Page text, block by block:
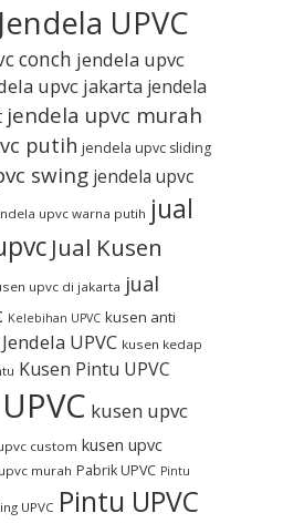
Jendela UPVC
conch jendela upvc
upvc jakarta jendela
jendela upvc murah
putih jendela upvc sliding
swing jendela upvc
upvc warna putih jual
Jual Kusen
upvc di jakarta jual
Kelebihan UPVC kusen anti
UPVC kusen kedap
Kusen Pintu UPVC
kusen upvc
custom kusen upvc
murah Pabrik UPVC Pintu
UPVC Pintu UPVC